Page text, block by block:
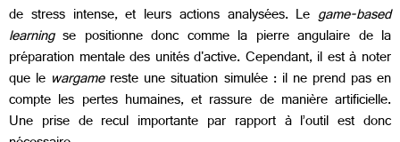
de stress intense, et leurs actions analysées. Le game-based
learningse positionne donc comme la pierre angulaire de la
préparation mentale des unités d'active. Cependant, il est à noter
que le wargamereste une situation simulée : il ne prend pas en
compte les pertes humaines, et rassure de manière artificielle.
Une prise de recul importante par rapport à l’outil est donc